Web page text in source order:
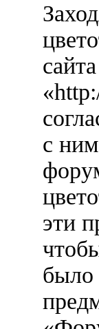
с
эти
было